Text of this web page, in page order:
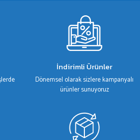
pahalı.
olmalı.
İndirimli Ürünler
Dönemsel olarak sizlere kampanyalı
ürünler sunuyoruz